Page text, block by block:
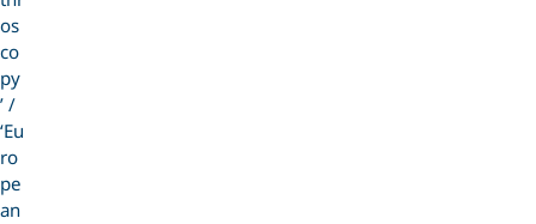
os
co
py
’ /
‘Eu
ro
pe
an